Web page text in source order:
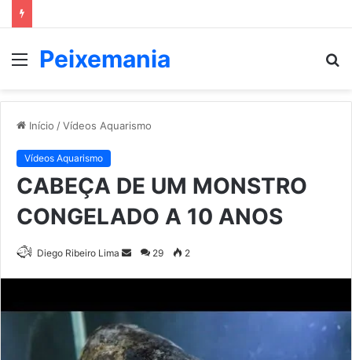
Menu
Peixemania
Início /Vídeos Aquarismo
Vídeos Aquarismo
CABEÇA DE UM MONSTRO
CONGELADO A 10 ANOS
Diego Ribeiro Lima
Mande
mail
29 2